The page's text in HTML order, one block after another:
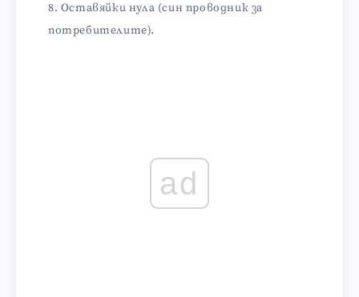
Оставяйки нула (син проводник за
потребителите).
ad